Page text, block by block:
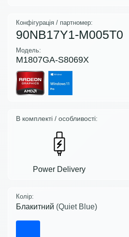
Конфігурація / партномер:
90NB17Y1-M005T0
Модель:
M1807GA-S8069X
В комплекті / особливості:
Power Delivery
Колір:
Блакитний (Quiet Blue)